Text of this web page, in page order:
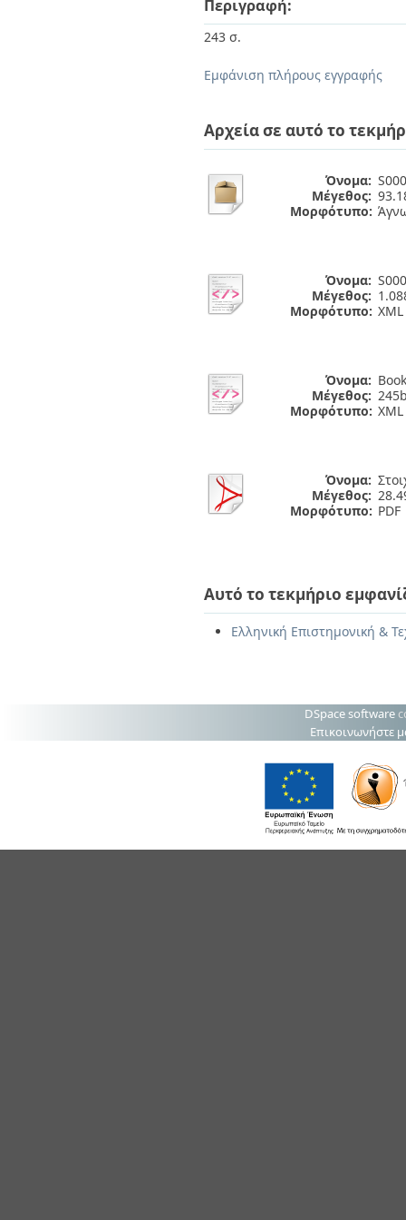
Περιγραφή:
243 σ.
Εμφάνιση πλήρους εγγραφής
Αρχεία σε αυτό το
Όνομα:
Μέγεθος:
Μορφότυπο:
Όνομα:
Μέγεθος:
Μορφότυπο: XML
Όνομα:
Μέγεθος:
Μορφότυπο: XML
Όνομα:
Μέγεθος:
Μορφότυπο: PDF
Αυτό το τεκμήριο
Ελληνική Επιστημονική &
DSpace software
Επικοινωνήστε